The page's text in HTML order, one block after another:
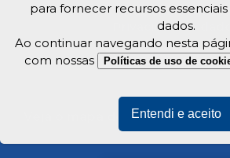
Trabalhe Conosco
Privacidade e
Veja o mapa do site
para fornecer recursos
dados.
Ao continuar navegando nesta
com nossas
Políticas de uso de
Entendi e aceito